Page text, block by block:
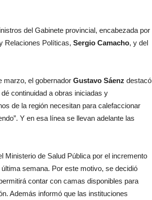
del Gabinete provincial, encabezada por
Relaciones Políticas, Sergio Camacho, y del
marzo, el gobernador Gustavo Sáenz destacó
continuidad a obras iniciadas y
de la región necesitan para calefaccionar
Y en esa línea se llevan adelante las
Ministerio de Salud Pública por el incremento
semana. Por este motivo, se decidió
contar con camas disponibles para
Además informó que las instituciones